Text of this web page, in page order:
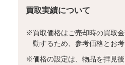
買取実績について
※買取価格はご売却時の買取
動するため、参考価格とお考
※価格の設定は、物品を拝見